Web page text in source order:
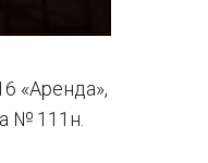
«Аренда»,
№ 111н.